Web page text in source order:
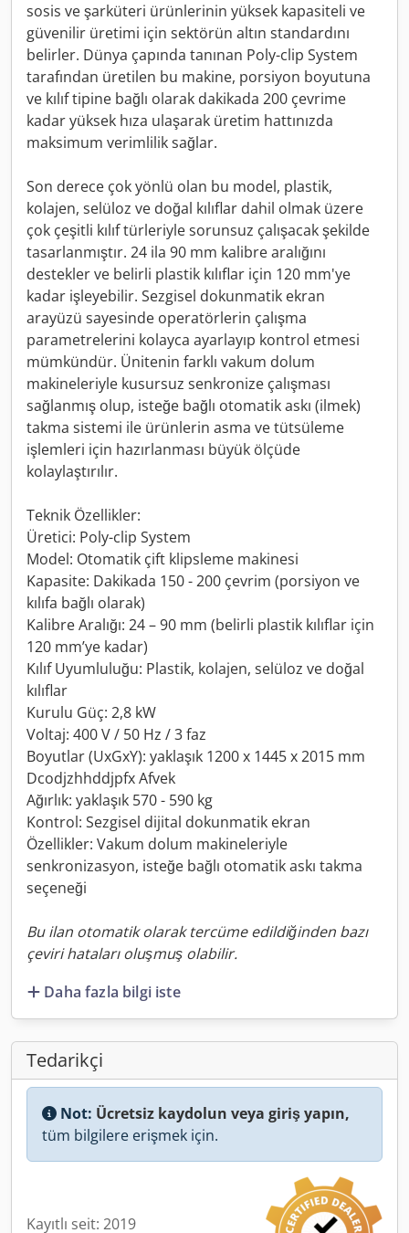
sosis ve şarküteri ürünlerinin yüksek kapasiteli ve
güvenilir üretimi için sektörün altın standardını
belirler. Dünya çapında tanınan Poly-clip System
tarafından üretilen bu makine, porsiyon boyutuna
ve kılıf tipine bağlı olarak dakikada 200 çevrime
kadar yüksek hıza ulaşarak üretim hattınızda
maksimum verimlilik sağlar.
Son derece çok yönlü olan bu model, plastik,
kolajen, selüloz ve doğal kılıflar dahil olmak üzere
çok çeşitli kılıf türleriyle sorunsuz çalışacak şekilde
tasarlanmıştır. 24 ila 90 mm kalibre aralığını
destekler ve belirli plastik kılıflar için 120 mm'ye
kadar işleyebilir. Sezgisel dokunmatik ekran
arayüzü sayesinde operatörlerin çalışma
parametrelerini kolayca ayarlayıp kontrol etmesi
mümkündür. Ünitenin farklı vakum dolum
makineleriyle kusursuz senkronize çalışması
sağlanmış olup, isteğe bağlı otomatik askı (ilmek)
takma sistemi ile ürünlerin asma ve tütsüleme
işlemleri için hazırlanması büyük ölçüde
kolaylaştırılır.
Teknik Özellikler:
Üretici: Poly-clip System
Model: Otomatik çift klipsleme makinesi
Kapasite: Dakikada 150 - 200 çevrim (porsiyon ve
kılıfa bağlı olarak)
Kalibre Aralığı: 24 – 90 mm (belirli plastik kılıflar için
120 mm’ye kadar)
Kılıf Uyumluluğu: Plastik, kolajen, selüloz ve doğal
kılıflar
Kurulu Güç: 2,8 kW
Voltaj: 400 V / 50 Hz / 3 faz
Boyutlar (UxGxY): yaklaşık 1200 x 1445 x 2015 mm
Dcodjzhhddjpfx Afvek
Ağırlık: yaklaşık 570 - 590 kg
Kontrol: Sezgisel dijital dokunmatik ekran
Özellikler: Vakum dolum makineleriyle
senkronizasyon, isteğe bağlı otomatik askı takma
seçeneği
Bu ilan otomatik olarak tercüme edildiğinden bazı
çeviri hataları oluşmuş olabilir.
Daha fazla bilgi iste
Tedarikçi
Not: Ücretsiz kaydolun veya giriş yapın,
tüm bilgilere erişmek için.
Kayıtlı seit: 2019